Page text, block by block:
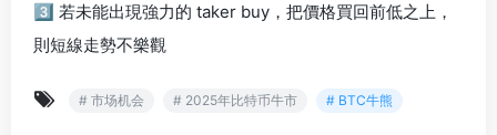
3️⃣ 若未能出現強力的 taker buy，把價格買回前低之上，
則短線走勢不樂觀
# 市场机会 # 2025年比特币牛市 # BTC牛熊